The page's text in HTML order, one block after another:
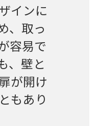
インに
、取っ
容易で
、壁と
が開け
もあり